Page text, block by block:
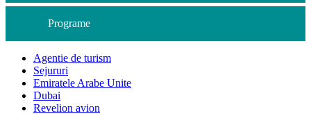
Programe
Agentie de turism
Sejururi
Emiratele Arabe Unite
Dubai
Revelion avion